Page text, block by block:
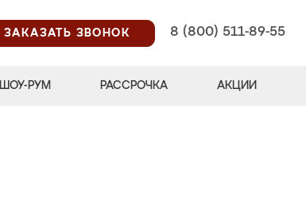
ЗАКАЗАТЬ ЗВОНОК
8 (800) 511-89-55
ШОУ-РУМ РАССРОЧКА АКЦИИ